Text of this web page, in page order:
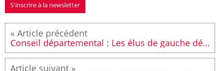
S'inscrire à la newsletter
Conseil départemental : Les élus de gauche dénoncent une volonté de freiner l’éolien